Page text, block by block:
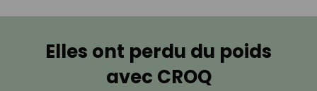
Elles ont perdu du poids
avec CROQ